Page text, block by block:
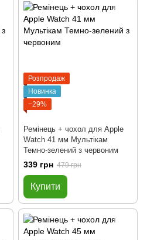
Розпродаж
Новинка
−29%
Ремінець + чохол для Apple
Watch 41 мм Мультікам
Темно-зелений з червоним
339 грн 479 грн
Купити